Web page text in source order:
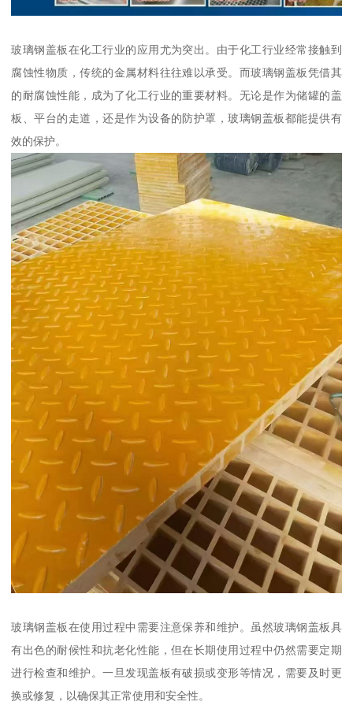
玻璃钢盖板在化工行业的应用尤为突出。由于化工行业经常接触到
腐蚀性物质，传统的金属材料往往难以承受。而玻璃钢盖板凭借其
的耐腐蚀性能，成为了化工行业的重要材料。无论是作为储罐的盖
板、平台的走道，还是作为设备的防护罩，玻璃钢盖板都能提供有
效的保护。
玻璃钢盖板在使用过程中需要注意保养和维护。虽然玻璃钢盖板具
有出色的耐候性和抗老化性能，但在长期使用过程中仍然需要定期
进行检查和维护。一旦发现盖板有破损或变形等情况，需要及时更
换或修复，以确保其正常使用和安全性。